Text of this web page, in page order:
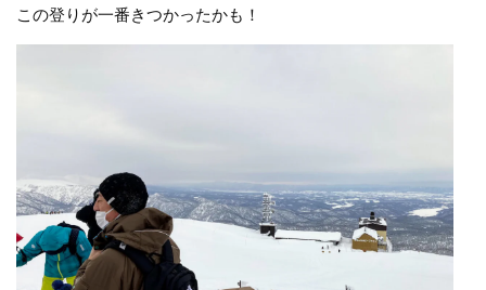
この登りが一番きつかったかも！